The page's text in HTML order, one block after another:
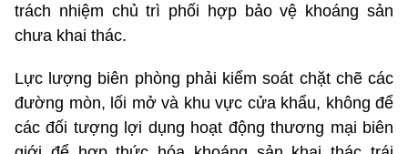
trách nhiệm chủ trì phối hợp bảo vệ khoáng sản
chưa khai thác.
Lực lượng biên phòng phải kiểm soát chặt chẽ các
đường mòn, lối mở và khu vực cửa khẩu, không để
các đối tượng lợi dụng hoạt động thương mại biên